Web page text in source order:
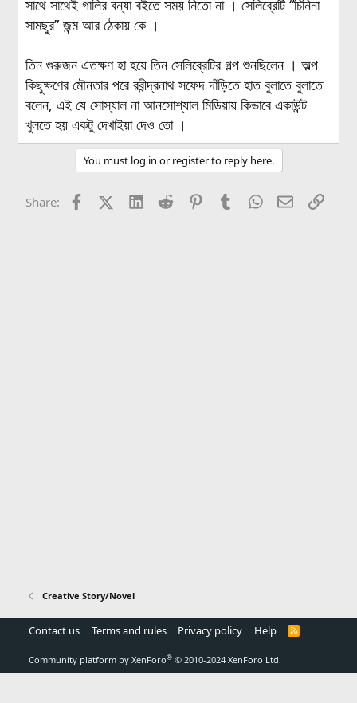
সাথে সাথেই গালির বন্যা বইতে সময় নিতো না । সেলিব্রেটি “চিনিনা
সামছুর” জন্ম আর ঠেকায় কে ।
তিন গুরুজন এতক্ষণ হা হয়ে তিন সেলিব্রেটির গল্প শুনছিলেন । অল্প
কিছুক্ষণের মৌনতার পরে রবীন্দ্রনাথ সফেদ দাঁড়িতে হাত বুলাতে বুলাতে
বলেন, এই যে সোস্যাল না আনসোশ্যাল মিডিয়ায় কিভাবে একাউন্ট
খুলতে হয় একটু দেখাইয়া দেও তো ।
You must log in or register to reply here.
Share: FacebookX (Twitter)
LinkedInReddit PinterestTumblrWhatsApp
EmailLink
Creative Story/Novel
Contact us Terms and rules Privacy policy Help
R
Community platform by XenForo® © 2010-2024 XenForo Ltd.